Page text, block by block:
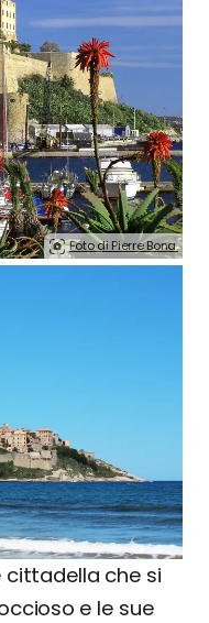
Foto di Pierre Bona.
cittadella che si
e le sue